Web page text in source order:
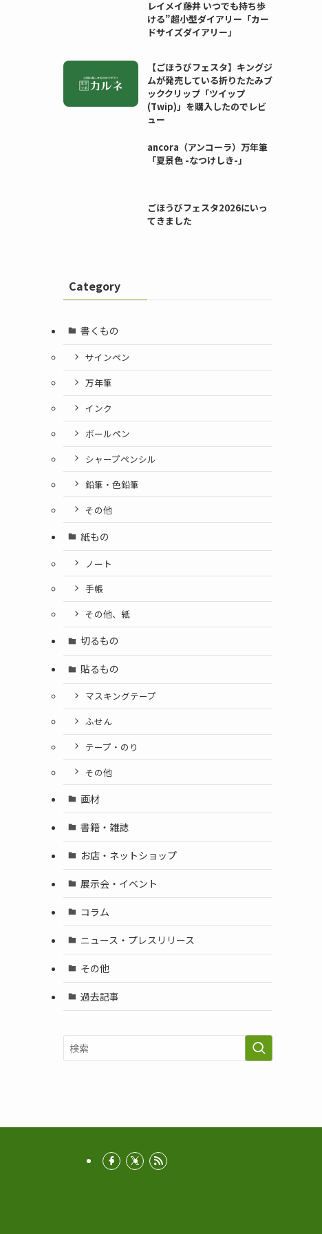
レイメイ藤井 いつでも持ち歩
ける”超小型ダイアリー「カー
ドサイズダイアリー」
【ごほうびフェスタ】キングジ
ムが発売している折りたたみブ
ッククリップ「ツイップ
(Twip)」を購入したのでレビ
ュー
ancora（アンコーラ）万年筆
「夏景色 -なつけしき-」
ごほうびフェスタ2026にいっ
てきました
Category
書くもの
サインペン
万年筆
インク
ボールペン
シャープペンシル
鉛筆・色鉛筆
その他
紙もの
ノート
手帳
その他、紙
切るもの
貼るもの
マスキングテープ
ふせん
テープ・のり
その他
画材
書籍・雑誌
お店・ネットショップ
展示会・イベント
コラム
ニュース・プレスリリース
その他
過去記事